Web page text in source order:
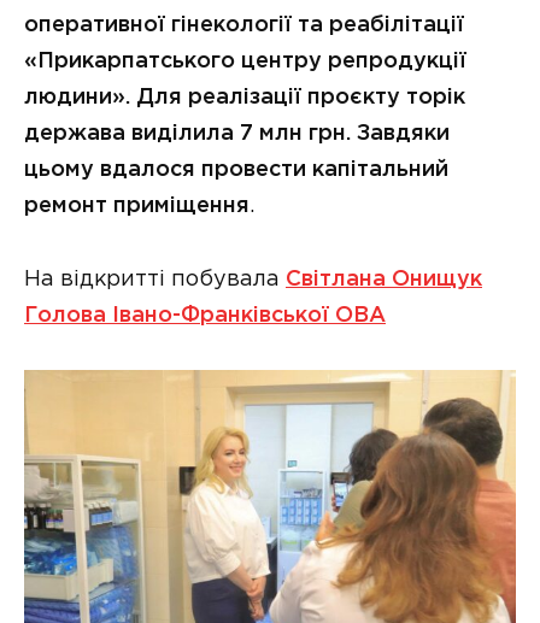
оперативної гінекології та реабілітації
«Прикарпатського центру репродукції
людини». Для реалізації проєкту торік
держава виділила 7 млн грн. Завдяки
цьому вдалося провести капітальний
ремонт приміщення.
На відкритті побувала Світлана Онищук
Голова Івано-Франківської ОВА